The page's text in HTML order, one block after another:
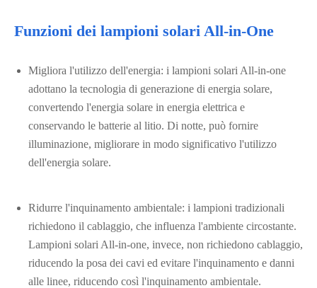
Funzioni dei lampioni solari All-in-One
Migliora l'utilizzo dell'energia: i lampioni solari All-in-one
adottano la tecnologia di generazione di energia solare,
convertendo l'energia solare in energia elettrica e
conservando le batterie al litio. Di notte, può fornire
illuminazione, migliorare in modo significativo l'utilizzo
dell'energia solare.
Ridurre l'inquinamento ambientale: i lampioni tradizionali
richiedono il cablaggio, che influenza l'ambiente circostante.
Lampioni solari All-in-one, invece, non richiedono cablaggio,
riducendo la posa dei cavi ed evitare l'inquinamento e danni
alle linee, riducendo così l'inquinamento ambientale.